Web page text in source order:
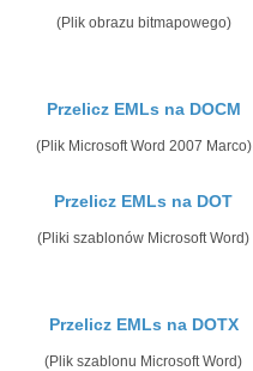
(Plik obrazu bitmapowego)
Przelicz EMLs na DOCM
(Plik Microsoft Word 2007 Marco)
Przelicz EMLs na DOT
(Pliki szablonów Microsoft Word)
Przelicz EMLs na DOTX
(Plik szablonu Microsoft Word)